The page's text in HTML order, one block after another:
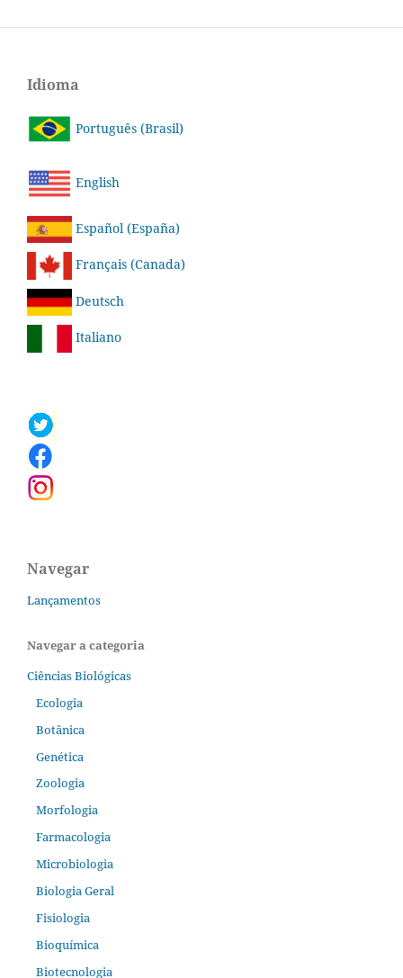
Idioma
Português (Brasil)
English
Español (España)
Français (Canada)
Deutsch
Italiano
Navegar
Lançamentos
Navegar a categoria
Ciências Biológicas
Ecologia
Botânica
Genética
Zoologia
Morfologia
Farmacologia
Microbiologia
Biologia Geral
Fisiologia
Bioquímica
Biotecnologia